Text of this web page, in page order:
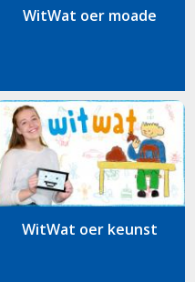
WitWat oer moade
WitWat oer keunst